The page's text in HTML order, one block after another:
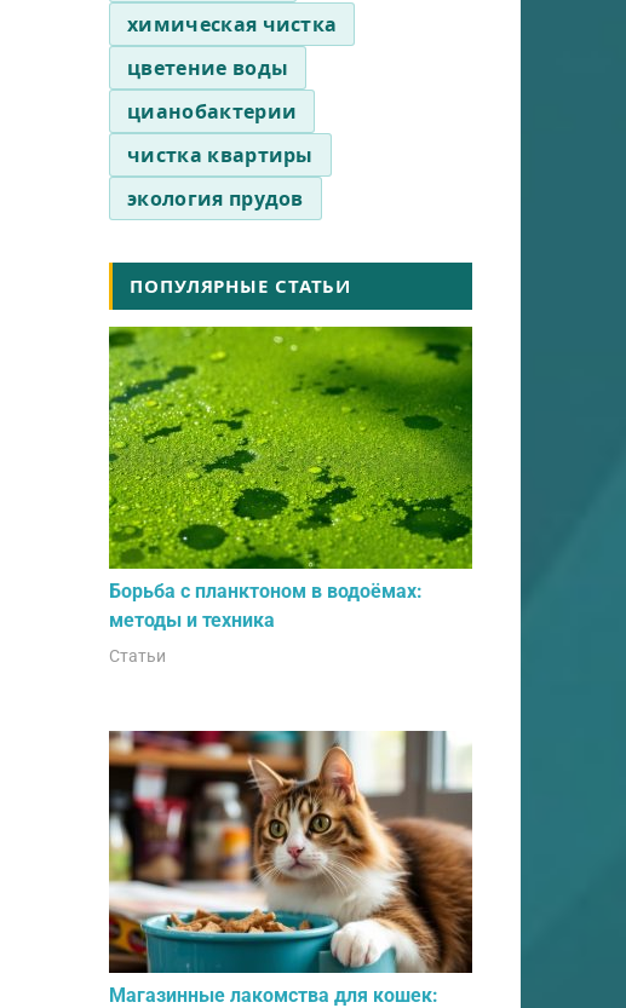
химическая чистка
цветение воды
цианобактерии
чистка квартиры
экология прудов
ПОПУЛЯРНЫЕ СТАТЬИ
Борьба с планктоном в водоёмах:
методы и техника
Статьи
Магазинные лакомства для кошек: